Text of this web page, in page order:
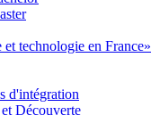
technologie en France»
d'intégration
Découverte